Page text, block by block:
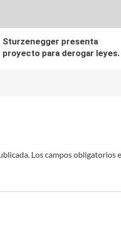
Sturzenegger presenta
proyecto para derogar leyes.
Los campos obligatorios